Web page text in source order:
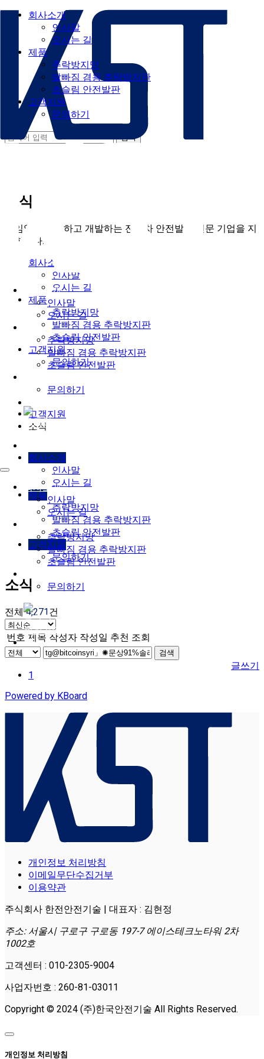
회사소개
인사말
오시는 길
제품
추락방지망
발빠짐 겸용 추락방지판
초슬림 안전발판
문의하기
로그인
회원가입
회사소개
인사말
오시는 길
제품
추락방지망
발빠짐 겸용 추락방지판
초슬림 안전발판
문의하기
로그인
회원가입
회사소개
인사말
오시는 길
제품
추락방지망
발빠짐 겸용 추락방지판
초슬림 안전발판
고객지원
문의하기
소식
끊임없이 연구하고 개발하는 전동차 안전발판 전문 기업을 지
향합니다.
회사소개
인사말
오시는 길
제품
추락방지망
발빠짐 겸용 추락방지판
초슬림 안전발판
고객지원
문의하기
고객지원
소식
회사소개
인사말
오시는 길
제품
추락방지망
발빠짐 겸용 추락방지판
초슬림 안전발판
고객지원
문의하기
소식
전체4,271건
번호 제목 작성자 작성일 추천 조회
검색
글쓰기
1
Powered by KBoard
개인정보 처리방침
이메일무단수집거부
이용약관
주식회사 한전안전기술 | 대표자 : 김현정
주소: 서울시 구로구 구로동 197-7 에이스테크노타워 2차
1002호
고객센터 : 010-2305-9004
사업자번호 : 260-81-03011
Copyright © 2024 (주)한국안전기술 All Rights Reserved.
개인정보 처리방침